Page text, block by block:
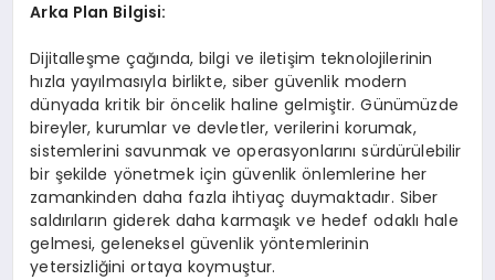
Arka Plan Bilgisi:
Dijitalleşme çağında, bilgi ve iletişim teknolojilerinin
hızla yayılmasıyla birlikte, siber güvenlik modern
dünyada kritik bir öncelik haline gelmiştir. Günümüzde
bireyler, kurumlar ve devletler, verilerini korumak,
sistemlerini savunmak ve operasyonlarını sürdürülebilir
bir şekilde yönetmek için güvenlik önlemlerine her
zamankinden daha fazla ihtiyaç duymaktadır. Siber
saldırıların giderek daha karmaşık ve hedef odaklı hale
gelmesi, geleneksel güvenlik yöntemlerinin
yetersizliğini ortaya koymuştur.